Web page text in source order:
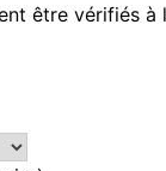
être vérifiés